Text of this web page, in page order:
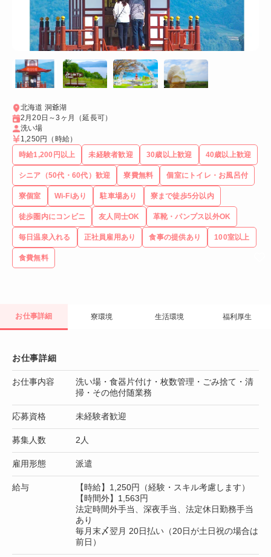
北海道 洞爺湖
2月20日～3ヶ月（延長可）
洗い場
1,250円 （時給）
時給1,200円以上
未経験者歓迎 30歳以上歓迎 40歳以上歓迎
シニア（50代・60代）歓迎 寮費無料 個室にトイレ・お風呂付
寮個室 Wi-Fiあり 駐車場あり 寮まで徒歩5分以内
徒歩圏内にコンビニ 友人同士OK 革靴・パンプス以外OK
毎日温泉入れる 正社員雇用あり 食事の提供あり 100室以上
食費無料
お仕事詳細 寮環境 生活環境 福利厚生
お仕事詳細
お仕事内容
洗い場・食器片付け・枚数管理・ごみ捨て・清
掃・その他付随業務
応募資格 未経験者歓迎
募集人数 2人
雇用形態 派遣
給与
【時給】1,250円（経験・スキル考慮します）
【時間外】1,563円
法定時間外手当、深夜手当、法定休日勤務手当
あり
毎月末〆翌月 20日払い（20日が土日祝の場合は
前日）